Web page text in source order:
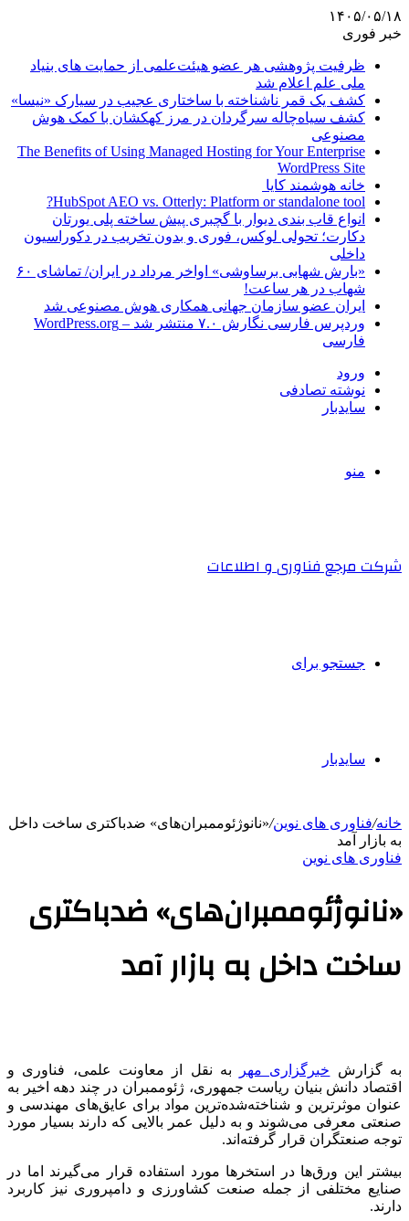
۱۴۰۵/۰۵/۱۸
خبر فوری
ظرفیت پژوهشی هر عضو هیئت‌علمی از حمایت های بنیاد
ملی علم اعلام شد
کشف یک قمر ناشناخته با ساختاری عجیب در سیارک «نیسا»
کشف سیاه‌چاله سرگردان در مرز کهکشان با کمک هوش
مصنوعی
The Benefits of Using Managed Hosting for Your Enterprise
WordPress Site
خانه هوشمند کایا
HubSpot AEO vs. Otterly: Platform or standalone tool?
انواع قاب بندی دیوار با گچبری پیش ساخته پلی یورتان
دکارت؛ تحولی لوکس، فوری و بدون تخریب در دکوراسیون
داخلی
«بارش شهابی برساوشی» اواخر مرداد در ایران/ تماشای ۶۰
شهاب در هر ساعت!
ایران عضو سازمان جهانی همکاری هوش مصنوعی شد
وردپرس فارسی نگارش ۷.۰ منتشر شد – WordPress.org
فارسی
ورود
نوشته تصادفی
سایدبار
منو
شرکت مرجع فناوری و اطلاعات
جستجو برای
سایدبار
خانه/فناوری های نوین/«نانوژئوممبران‌های» ضدباکتری ساخت داخل
به بازار آمد
فناوری های نوین
«نانوژئوممبران‌های» ضدباکتری
ساخت داخل به بازار آمد
به گزارش خبرگزاری مهر
به نقل از معاونت علمی، فناوری و
اقتصاد دانش بنیان ریاست جمهوری، ژئوممبران در چند دهه اخیر به
عنوان موثرترین و شناخته‌شده‌ترین مواد برای عایق‌های مهندسی و
صنعتی معرفی می‌شوند و به دلیل عمر بالایی که دارند بسیار مورد
توجه صنعتگران قرار گرفته‌اند.
بیشتر این ورق‌ها در استخرها مورد استفاده قرار می‌گیرند اما در
صنایع مختلفی از جمله صنعت کشاورزی و دامپروری نیز کاربرد
دارند.